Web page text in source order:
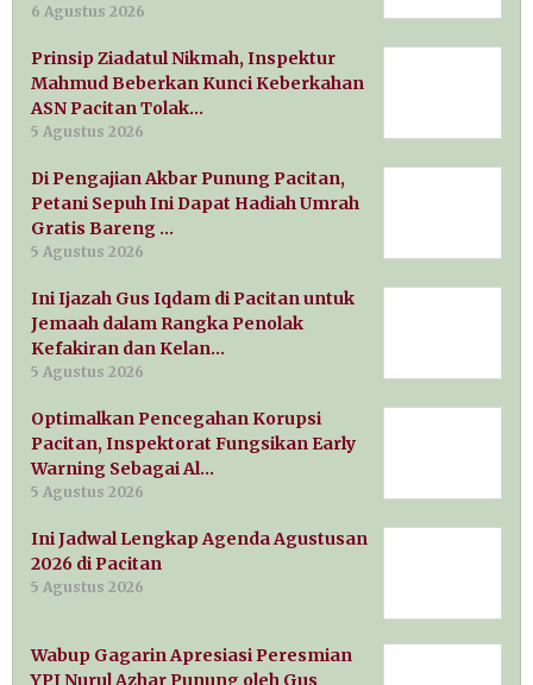
6 Agustus 2026
Prinsip Ziadatul Nikmah, Inspektur
Mahmud Beberkan Kunci Keberkahan
ASN Pacitan Tolak…
5 Agustus 2026
Di Pengajian Akbar Punung Pacitan,
Petani Sepuh Ini Dapat Hadiah Umrah
Gratis Bareng …
5 Agustus 2026
Ini Ijazah Gus Iqdam di Pacitan untuk
Jemaah dalam Rangka Penolak
Kefakiran dan Kelan…
5 Agustus 2026
Optimalkan Pencegahan Korupsi
Pacitan, Inspektorat Fungsikan Early
Warning Sebagai Al…
5 Agustus 2026
Ini Jadwal Lengkap Agenda Agustusan
2026 di Pacitan
5 Agustus 2026
Wabup Gagarin Apresiasi Peresmian
YPI Nurul Azhar Punung oleh Gus